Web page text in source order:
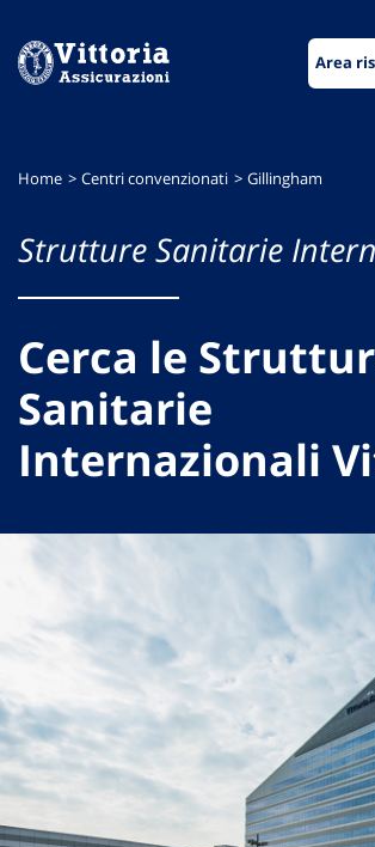
menu
contenuto
footer
Area
Home Centri convenzionati Gillingham
Strutture Sanitarie
Cerca le
Sanitarie
Internazionali